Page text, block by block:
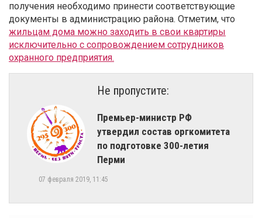
получения необходимо принести соответствующие
документы в администрацию района. Отметим, что
жильцам дома можно заходить в свои квартиры
исключительно с сопровождением сотрудников
охранного предприятия.
Не пропустите:
Премьер-министр РФ
утвердил состав оргкомитета
по подготовке 300-летия
Перми
07 февраля 2019, 11:45